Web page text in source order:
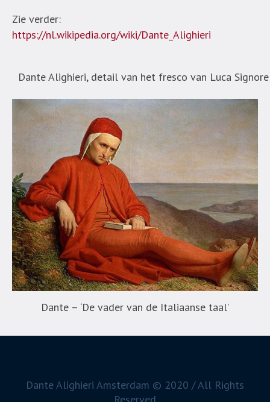
Zie verder:
https://nl.wikipedia.org/wiki/Dante_Alighieri
Dante Alighieri, detail van het fresco van Luca
Dante – ‘De vader van de Italiaanse taal’
Dante Alighieri Amsterdam © 2020 / All Rights